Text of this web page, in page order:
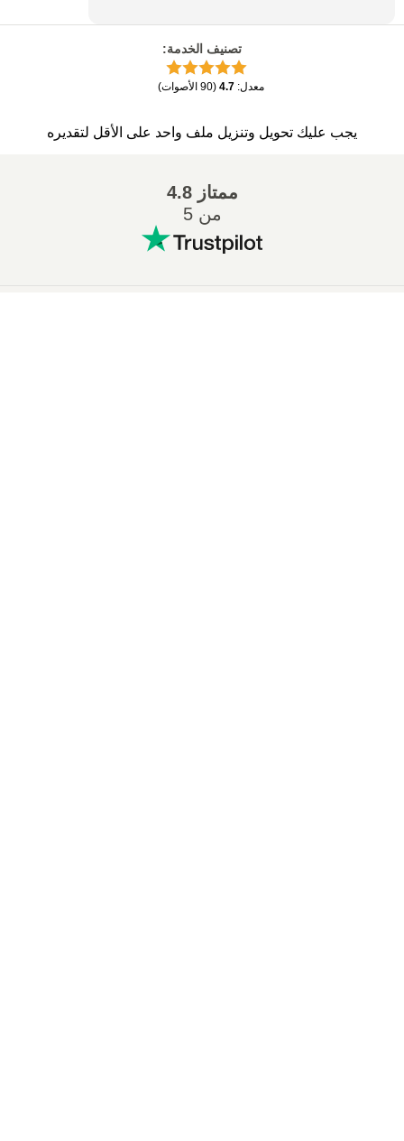
تصنيف الخدمة:
معدل:
4.7
(
90 الأصوات)
يجب عليك تحويل وتنزيل ملف واحد على الأقل لتقديره
ممتاز 4.8
من 5